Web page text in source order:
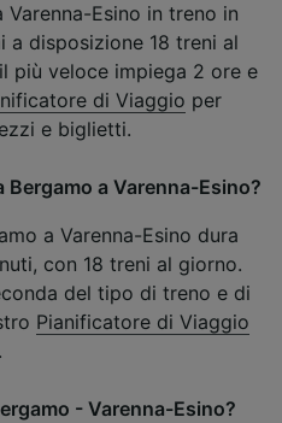
Varenna-Esino in treno in
a disposizione 18 treni al
più veloce impiega 2 ore e
di Viaggio per
e biglietti.
a Varenna-Esino?
a Varenna-Esino dura
con 18 treni al giorno.
del tipo di treno e di
Pianificatore di Viaggio
- Varenna-Esino?